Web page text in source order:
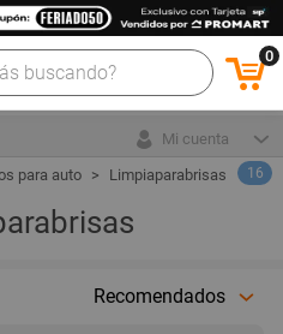
0
Mi cuenta
para auto Limpiaparabrisas 16
Recomendados